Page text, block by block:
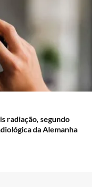
radiação, segundo
da Alemanha